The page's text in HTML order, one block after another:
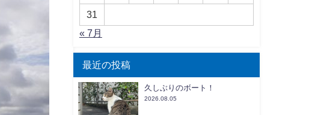
31
« 7月
最近の投稿
久しぶりのボート！
2026.08.05